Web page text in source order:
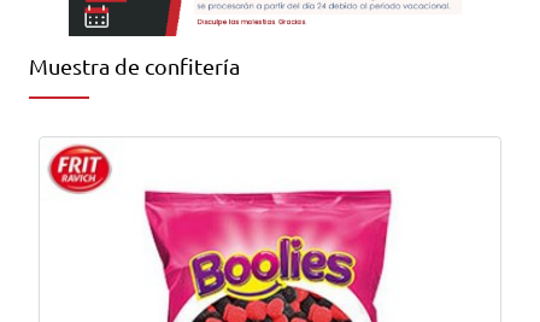
Muestra de confitería